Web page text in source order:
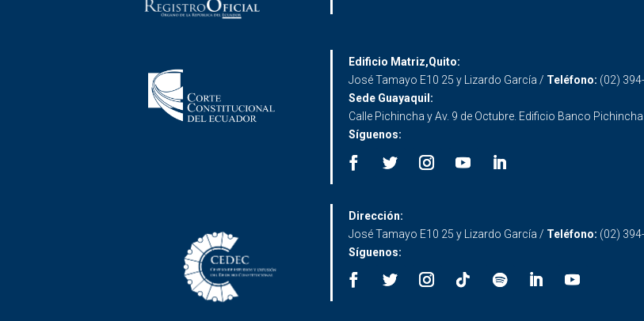
Edificio Matriz,Quito:
José Tamayo E10 25 y Lizardo García / Teléfono: (02)
Sede Guayaquil:
Calle Pichincha y Av. 9 de Octubre. Edificio Banco
Síguenos:
Dirección:
José Tamayo E10 25 y Lizardo García / Teléfono: (02)
Síguenos: